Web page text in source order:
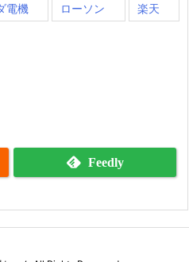
電機 ローソン 楽天
Feedly